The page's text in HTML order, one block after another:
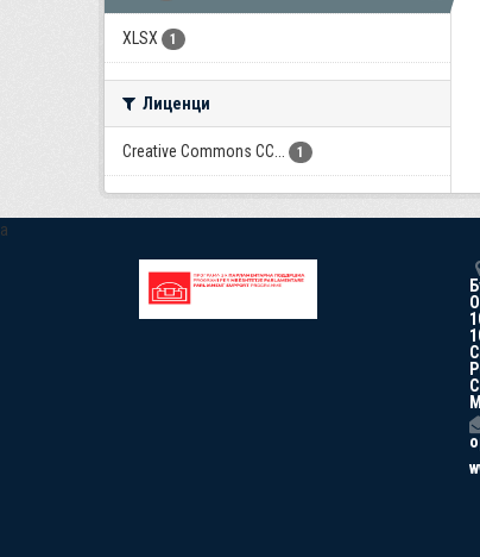
XLSX 1
Лиценци
Creative Commons CC... 1
a